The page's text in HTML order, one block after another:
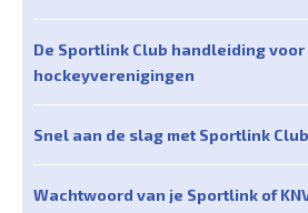
De Sportlink Club handleiding voor
hockeyverenigingen
Snel aan de slag met Sportlink Club
Wachtwoord van je Sportlink of